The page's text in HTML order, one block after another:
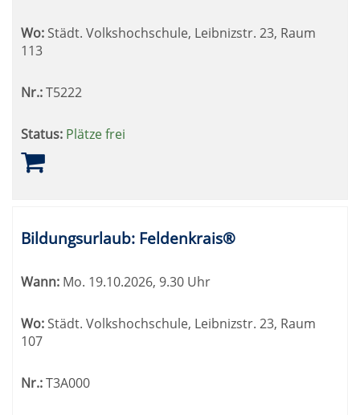
Wo: Städt. Volkshochschule, Leibnizstr. 23, Raum
113
Nr.:T5222
Status: Plätze frei
Bildungsurlaub: Feldenkrais®
Wann: Mo. 19.10.2026, 9.30 Uhr
Wo:Städt. Volkshochschule, Leibnizstr. 23, Raum
107
Nr.:T3A000